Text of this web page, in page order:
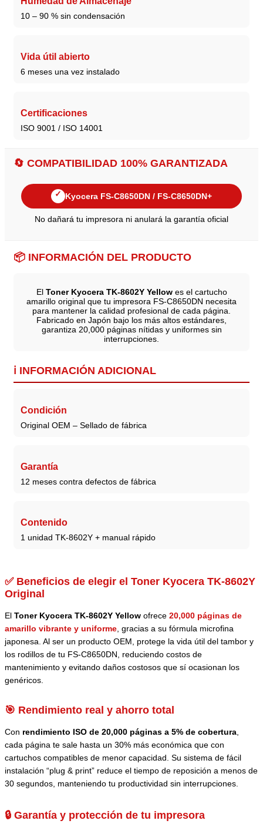
10 – 90 % sin condensación
Vida útil abierto
6 meses una vez instalado
Certificaciones
ISO 9001 / ISO 14001
🔄 COMPATIBILIDAD 100% GARANTIZADA
✓ Kyocera FS-C8650DN / FS-C8650DN+
No dañará tu impresora ni anulará la garantía oficial
📦 INFORMACIÓN DEL PRODUCTO
El Toner Kyocera TK-8602Y Yellowes el cartucho
amarillo original que tu impresora FS-C8650DN necesita
para mantener la calidad profesional de cada página.
Fabricado en Japón bajo los más altos estándares,
garantiza 20,000 páginas nítidas y uniformes sin
interrupciones.
ℹ️ INFORMACIÓN ADICIONAL
Condición
Original OEM – Sellado de fábrica
Garantía
12 meses contra defectos de fábrica
Contenido
1 unidad TK-8602Y + manual rápido
✅ Beneficios de elegir el Toner Kyocera TK-8602Y
Original
El Toner Kyocera TK-8602Y Yellow ofrece 20,000 páginas de
amarillo vibrante y uniforme, gracias a su fórmula microfina
japonesa. Al ser un producto OEM, protege la vida útil del tambor y
los rodillos de tu FS-C8650DN, reduciendo costos de
mantenimiento y evitando daños costosos que sí ocasionan los
genéricos.
🎯 Rendimiento real y ahorro total
Con rendimiento ISO de 20,000 páginas a 5% de cobertura,
cada página te sale hasta un 30% más económica que con
cartuchos compatibles de menor capacidad. Su sistema de fácil
instalación “plug & print” reduce el tiempo de reposición a menos de
30 segundos, manteniendo tu productividad sin interrupciones.
🔒 Garantía y protección de tu impresora